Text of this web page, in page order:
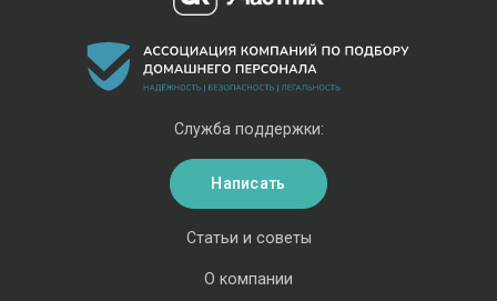
Статьи и советы
О компании
Служба поддержки:
Написать